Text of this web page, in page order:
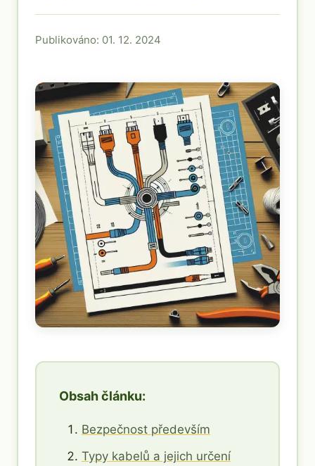
Publikováno: 01. 12. 2024
Obsah článku:
Bezpečnost především
Typy kabelů a jejich určení